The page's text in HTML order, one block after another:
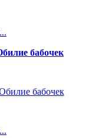
бабочек